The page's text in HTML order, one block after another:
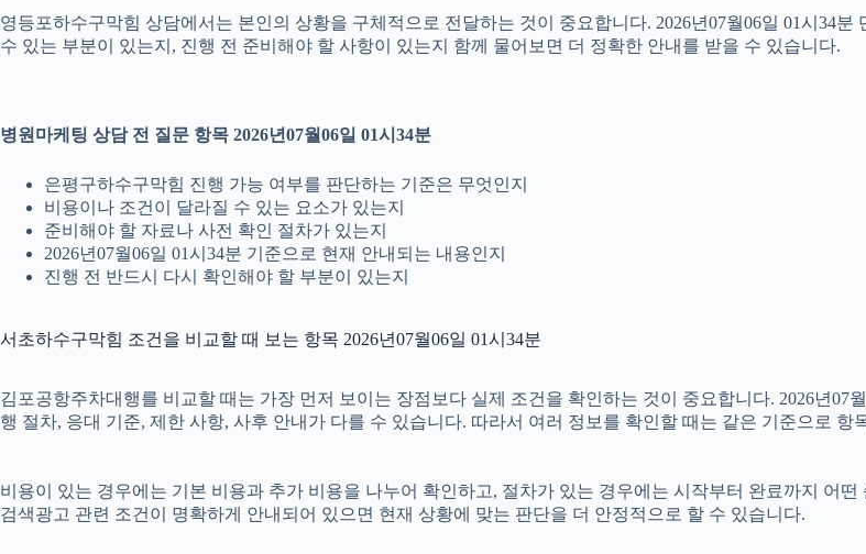
영등포하수구막힘 상담에서는 본인의 상황을 구체적으로 전달하는 것이 중요합니다. 2026년07월06일 01시34
수 있는 부분이 있는지, 진행 전 준비해야 할 사항이 있는지 함께 물어보면 더 정확한 안내를 받을 수 있습니다.
병원마케팅 상담 전 질문 항목 2026년07월06일 01시34분
은평구하수구막힘 진행 가능 여부를 판단하는 기준은 무엇인지
비용이나 조건이 달라질 수 있는 요소가 있는지
준비해야 할 자료나 사전 확인 절차가 있는지
2026년07월06일 01시34분 기준으로 현재 안내되는 내용인지
진행 전 반드시 다시 확인해야 할 부분이 있는지
서초하수구막힘 조건을 비교할 때 보는 항목 2026년07월06일 01시34분
김포공항주차대행를 비교할 때는 가장 먼저 보이는 장점보다 실제 조건을 확인하는 것이 중요합니다. 2026년07
행 절차, 응대 기준, 제한 사항, 사후 안내가 다를 수 있습니다. 따라서 여러 정보를 확인할 때는 같은 기준으로 항
비용이 있는 경우에는 기본 비용과 추가 비용을 나누어 확인하고, 절차가 있는 경우에는 시작부터 완료까지 어
검색광고 관련 조건이 명확하게 안내되어 있으면 현재 상황에 맞는 판단을 더 안정적으로 할 수 있습니다.